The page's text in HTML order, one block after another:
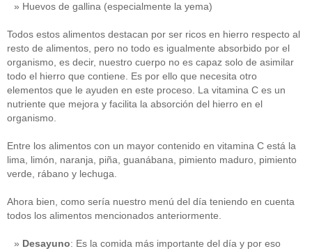
Huevos de gallina (especialmente la yema)
Todos estos alimentos destacan por ser ricos en hierro respecto al
resto de alimentos, pero no todo es igualmente absorbido por el
organismo, es decir, nuestro cuerpo no es capaz solo de asimilar
todo el hierro que contiene. Es por ello que necesita otro
elementos que le ayuden en este proceso. La vitamina C es un
nutriente que mejora y facilita la absorción del hierro en el
organismo.
Entre los alimentos con un mayor contenido en vitamina C está la
lima, limón, naranja, piña, guanábana, pimiento maduro, pimiento
verde, rábano y lechuga.
Ahora bien, como sería nuestro menú del día teniendo en cuenta
todos los alimentos mencionados anteriormente.
Desayuno: Es la comida más importante del día y por eso